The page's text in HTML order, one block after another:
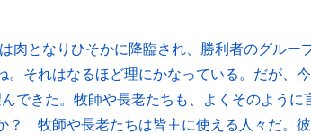
肉となりひそかに降臨され、勝利者のグルー
それはなるほど理にかなっている。だが、今
できた。牧師や長老たちも、よくそのように
？ 牧師や長老たちは皆主に使える人々だ。彼